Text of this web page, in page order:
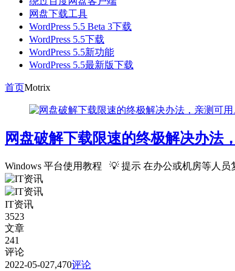
网盘下载工具
WordPress 5.5 Beta 3下载
WordPress 5.5下载
WordPress 5.5新功能
WordPress 5.5最新版下载
首页Motrix
网盘破解下载限速的终极解决办法
Windows 平台使用教程 💡 提示 在办公或机房等人员
IT资讯
3523
文章
241
评论
2022-05-027,470评论